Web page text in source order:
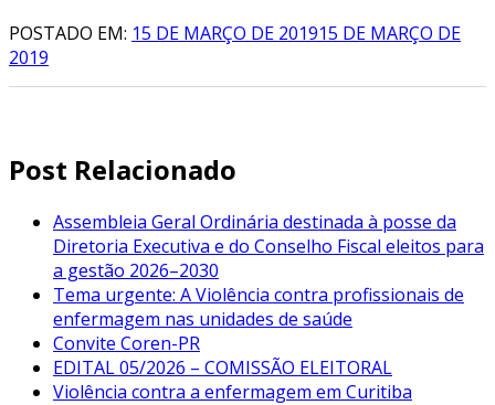
POSTADO EM: 15 DE MARÇO DE 201915 DE MARÇO DE
2019
Post Relacionado
Assembleia Geral Ordinária destinada à posse da
Diretoria Executiva e do Conselho Fiscal eleitos para
a gestão 2026–2030
Tema urgente: A Violência contra profissionais de
enfermagem nas unidades de saúde
Convite Coren-PR
EDITAL 05/2026 – COMISSÃO ELEITORAL
Violência contra a enfermagem em Curitiba